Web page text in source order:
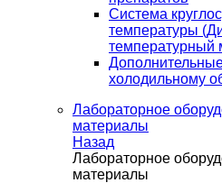
Система
температуры
температурный
холодильному
Лабораторное
материалы
Назад
Лабораторное
материалы